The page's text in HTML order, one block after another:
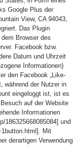
Google Plus der
View, CA 94043,
Das Plugin
Browser des
Facebook bzw.
Datum und Uhrzeit
Informationen)
den Facebook „Like-
während der Nutzer in
eingeloggt ist, ist es
auf der Website
Informationen
186325668085084] und
Mit
derartigen Verwendung